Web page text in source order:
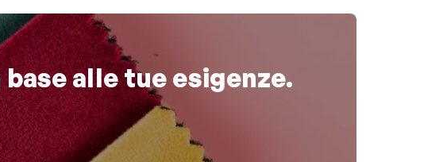
alle tue esigenze.